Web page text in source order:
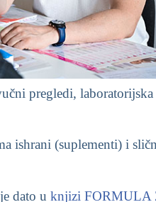
pregledi,
ishrani (suplementi) i
dato uknjizi FORMULA